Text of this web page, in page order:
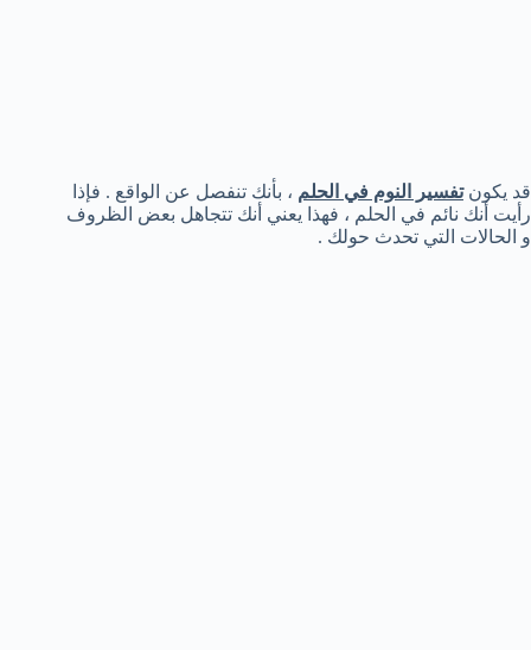
قد يكونتفسير النوم في الحلم ، بأنك تنفصل عن الواقع . فإذا
رأيت أنك نائم في الحلم ، فهذا يعني أنك تتجاهل بعض الظروف
و الحالات التي تحدث حولك .